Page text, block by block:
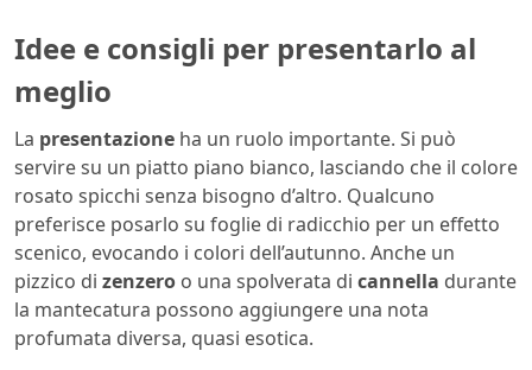
Idee e consigli per presentarlo al
meglio
La presentazione ha un ruolo importante. Si può
servire su un piatto piano bianco, lasciando che il colore
rosato spicchi senza bisogno d’altro. Qualcuno
preferisce posarlo su foglie di radicchio per un effetto
scenico, evocando i colori dell’autunno. Anche un
pizzico di zenzero o una spolverata di cannella durante
la mantecatura possono aggiungere una nota
profumata diversa, quasi esotica.